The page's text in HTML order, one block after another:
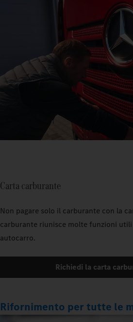
Carta carburante
Non pagare solo il carburante con la
carburante riunisce molte funzioni
autocarro.
Richiedi la carta
Rifornimento per tutte le